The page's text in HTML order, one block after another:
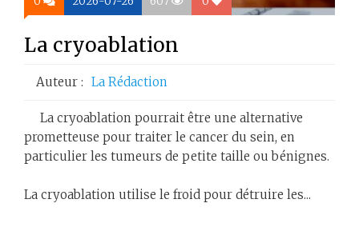
La cryoablation
Auteur : La Rédaction
La cryoablation pourrait être une alternative
prometteuse pour traiter le cancer du sein, en
particulier les tumeurs de petite taille ou bénignes.
La cryoablation utilise le froid pour détruire les...